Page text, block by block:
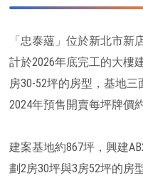
「忠泰蘊」位於新北市
計於2026年底完工的大樓
房30-52坪的房型，基地
2024年預售開賣每坪牌價
建案基地約867坪，興建
劃2房30坪與3房52坪的房